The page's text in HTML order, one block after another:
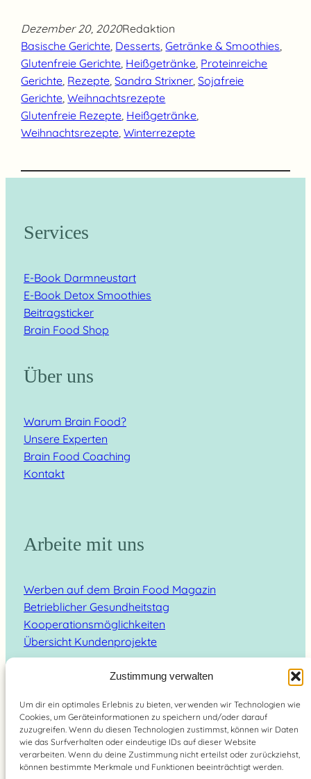
Zustimmung verwalten
Um dir ein optimales Erlebnis zu bieten, verwenden wir Technologien wie
Cookies, um Geräteinformationen zu speichern und/oder darauf
zuzugreifen. Wenn du diesen Technologien zustimmst, können wir Daten
wie das Surfverhalten oder eindeutige IDs auf dieser Website
verarbeiten. Wenn du deine Zustimmung nicht erteilst oder zurückziehst,
können bestimmte Merkmale und Funktionen beeinträchtigt werden.
Dezember 20, 2020Redaktion
Basische Gerichte Desserts , Getränke & Smoothies
Glutenfreie Gerichte Heißgetränke Proteinreiche
Gerichte Rezepte , Sandra Strixner , Sojafreie
Gerichte , Weihnachtsrezepte
Glutenfreie Rezepte Heißgetränke
Weihnachtsrezepte , Winterrezepte
Services
E-Book Darmneustart
E-Book Detox Smoothies
Beitragsticker
Brain Food Shop
Über uns
Warum Brain Food?
Unsere Experten
Brain Food Coaching
Kontakt
Arbeite mit uns
Werben auf dem Brain Food Magazin
Betrieblicher Gesundheitstag
Kooperationsmöglichkeiten
Übersicht Kundenprojekte
Suchen